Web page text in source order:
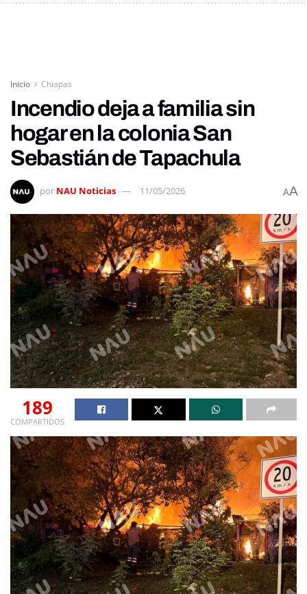
Inicio Chiapas
Incendio deja a familia sin
hogar en la colonia San
Sebastián de Tapachula
por NAU Noticias 11/05/2026 AA
189
COMPARTIDOS